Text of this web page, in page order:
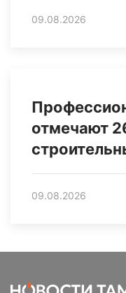
09.08.2026
отмечают
09.08.2026